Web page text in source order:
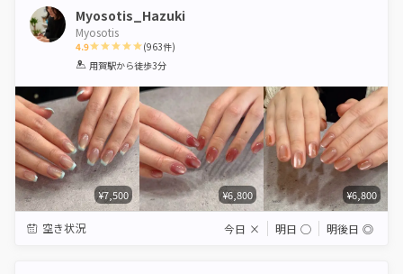
Myosotis_Hazuki
Myosotis
4.9
1 2 3 4 5
(963件)
用賀駅から徒歩3分
¥7,500 ¥6,800 ¥6,800
空き状況 今日 × 明日 ◯ 明後日 ◎